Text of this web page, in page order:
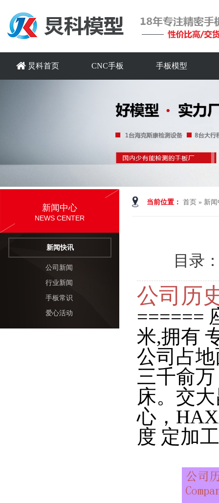
炅科首页 CNC手板 手板模型
当前位置： 首页 » 新
目录
公司历
======
米,拥有
公司占
三千俞
床。交
心，
度 定加
新闻中心
NEWS CENTER
新闻快讯
公司新闻
行业新闻
手板常识
爱心活动